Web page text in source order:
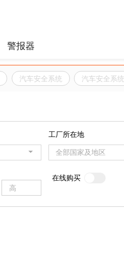
汽车安全系统 汽车安全系统
工厂所在地
全部国家及地区
在线购买